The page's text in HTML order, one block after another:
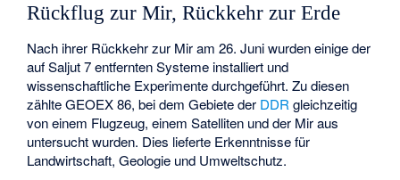
Rückflug zur Mir, Rückkehr zur Erde
Nach ihrer Rückkehr zur Mir am 26. Juni wurden einige der
auf Saljut 7 entfernten Systeme installiert und
wissenschaftliche Experimente durchgeführt. Zu diesen
zählte GEOEX 86, bei dem Gebiete der DDR gleichzeitig
von einem Flugzeug, einem Satelliten und der Mir aus
untersucht wurden. Dies lieferte Erkenntnisse für
Landwirtschaft, Geologie und Umweltschutz.